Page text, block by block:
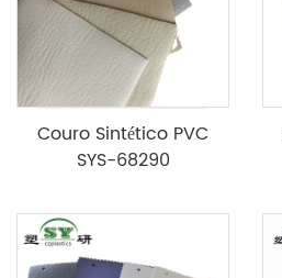
Couro Sintético PVC
SYS-68290